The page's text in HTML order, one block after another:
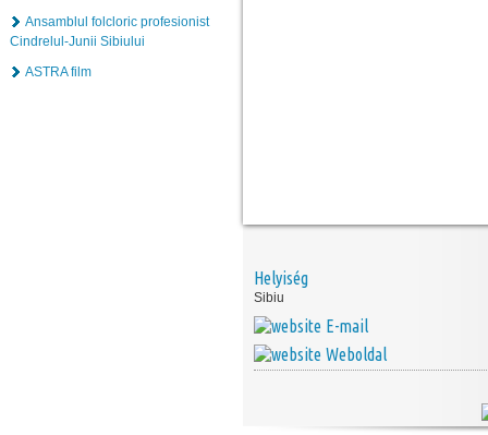
Ansamblul folcloric profesionist
Cindrelul-Junii Sibiului
ASTRA film
Helyiség
Sibiu
E-mail
Weboldal